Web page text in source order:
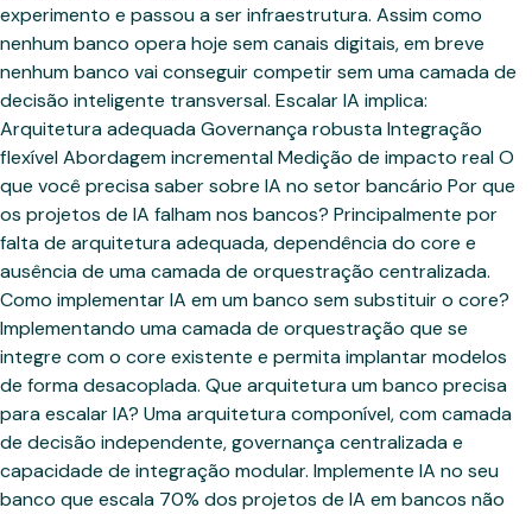
experimento e passou a ser infraestrutura. Assim como
nenhum banco opera hoje sem canais digitais, em breve
nenhum banco vai conseguir competir sem uma camada de
decisão inteligente transversal. Escalar IA implica:
Arquitetura adequada Governança robusta Integração
flexível Abordagem incremental Medição de impacto real O
que você precisa saber sobre IA no setor bancário Por que
os projetos de IA falham nos bancos? Principalmente por
falta de arquitetura adequada, dependência do core e
ausência de uma camada de orquestração centralizada.
Como implementar IA em um banco sem substituir o core?
Implementando uma camada de orquestração que se
integre com o core existente e permita implantar modelos
de forma desacoplada. Que arquitetura um banco precisa
para escalar IA? Uma arquitetura componível, com camada
de decisão independente, governança centralizada e
capacidade de integração modular. Implemente IA no seu
banco que escala 70% dos projetos de IA em bancos não